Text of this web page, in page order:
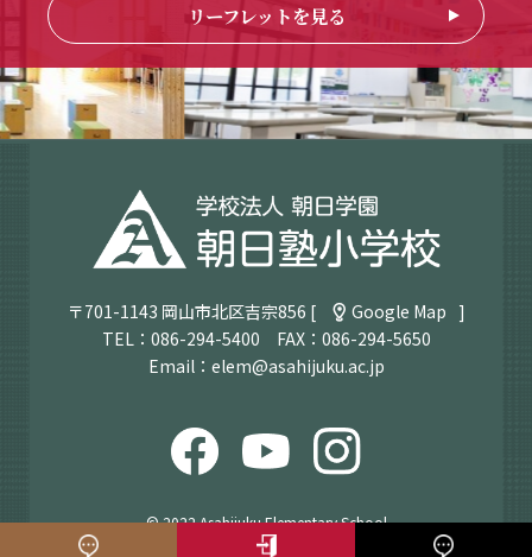
リーフレットを見る
〒701-1143 岡山市北区吉宗856 [ Google Map ]
TEL： 086-294-5400 FAX：086-294-5650
Email： elem@asahijuku.ac.jp
© 2022 Asahijuku Elementary School